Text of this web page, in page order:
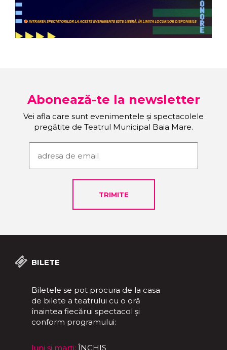
Abonează-te la newsletter
Vei afla care sunt evenimentele și spectacolele
pregătite de Teatrul Municipal Baia Mare.
BILETE
Biletele se pot procura de la casa
de bilete a teatrului cu o oră
înaintea fiecărui spectacol și
conform programului:
luni și marți: ÎNCHIS